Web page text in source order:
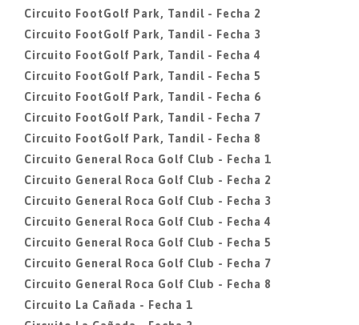
Circuito FootGolf Park, Tandil - Fecha 2
Circuito FootGolf Park, Tandil - Fecha 3
Circuito FootGolf Park, Tandil - Fecha 4
Circuito FootGolf Park, Tandil - Fecha 5
Circuito FootGolf Park, Tandil - Fecha 6
Circuito FootGolf Park, Tandil - Fecha 7
Circuito FootGolf Park, Tandil - Fecha 8
Circuito General Roca Golf Club - Fecha 1
Circuito General Roca Golf Club - Fecha 2
Circuito General Roca Golf Club - Fecha 3
Circuito General Roca Golf Club - Fecha 4
Circuito General Roca Golf Club - Fecha 5
Circuito General Roca Golf Club - Fecha 7
Circuito General Roca Golf Club - Fecha 8
Circuito La Cañada - Fecha 1